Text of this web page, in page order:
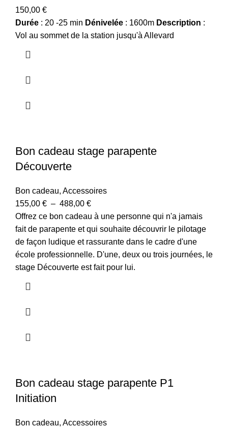
150,00 €
Durée : 20 -25 min Dénivelée : 1600m Description :
Vol au sommet de la station jusqu'à Allevard
Bon cadeau stage parapente
Découverte
Bon cadeau, Accessoires
155,00 € – 488,00 €
Offrez ce bon cadeau à une personne qui n'a jamais
fait de parapente et qui souhaite découvrir le pilotage
de façon ludique et rassurante dans le cadre d'une
école professionnelle. D'une, deux ou trois journées, le
stage Découverte est fait pour lui.
Bon cadeau stage parapente P1
Initiation
Bon cadeau, Accessoires